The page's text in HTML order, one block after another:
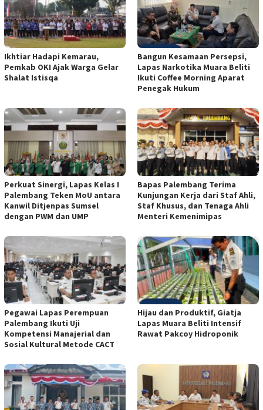
Ikhtiar Hadapi Kemarau,
Pemkab OKI Ajak Warga Gelar
Shalat Istisqa
Bangun Kesamaan Persepsi,
Lapas Narkotika Muara Beliti
Ikuti Coffee Morning Aparat
Penegak Hukum
Perkuat Sinergi, Lapas Kelas I
Palembang Teken MoU antara
Kanwil Ditjenpas Sumsel
dengan PWM dan UMP
Bapas Palembang Terima
Kunjungan Kerja dari Staf Ahli,
Staf Khusus, dan Tenaga Ahli
Menteri Kemenimipas
Pegawai Lapas Perempuan
Palembang Ikuti Uji
Kompetensi Manajerial dan
Sosial Kultural Metode CACT
Hijau dan Produktif, Giatja
Lapas Muara Beliti Intensif
Rawat Pakcoy Hidroponik